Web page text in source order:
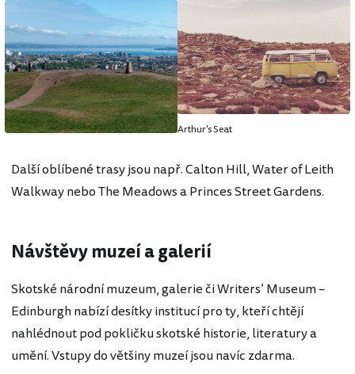
Arthur's Seat
Další oblíbené trasy jsou např. Calton Hill, Water of Leith
Walkway nebo The Meadows a Princes Street Gardens.
Návštěvy muzeí a galerií
Skotské národní muzeum, galerie či Writers’ Museum –
Edinburgh nabízí desítky institucí pro ty, kteří chtějí
nahlédnout pod pokličku skotské historie, literatury a
umění. Vstupy do většiny muzeí jsou navíc zdarma.